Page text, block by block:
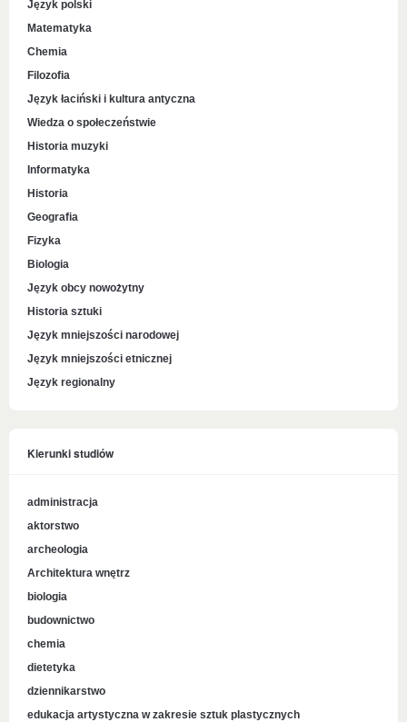
Język polski
Matematyka
Chemia
Filozofia
Język łaciński i kultura antyczna
Wiedza o społeczeństwie
Historia muzyki
Informatyka
Historia
Geografia
Fizyka
Biologia
Język obcy nowożytny
Historia sztuki
Język mniejszości narodowej
Język mniejszości etnicznej
Język regionalny
Kierunki studiów
administracja
aktorstwo
archeologia
Architektura wnętrz
biologia
budownictwo
chemia
dietetyka
dziennikarstwo
edukacja artystyczna w zakresie sztuk plastycznych